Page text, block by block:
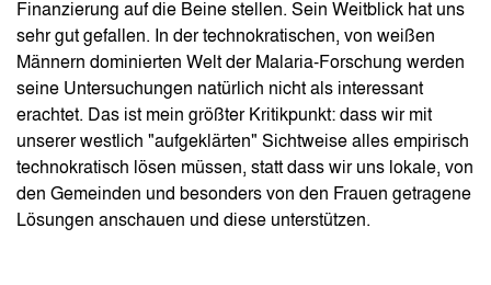
Finanzierung auf die Beine stellen. Sein Weitblick hat uns
sehr gut gefallen. In der technokratischen, von weißen
Männern dominierten Welt der Malaria-Forschung werden
seine Untersuchungen natürlich nicht als interessant
erachtet. Das ist mein größter Kritikpunkt: dass wir mit
unserer westlich "aufgeklärten" Sichtweise alles empirisch
technokratisch lösen müssen, statt dass wir uns lokale, von
den Gemeinden und besonders von den Frauen getragene
Lösungen anschauen und diese unterstützen.